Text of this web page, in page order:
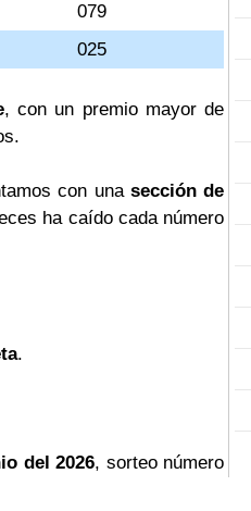
079
025
, con un premio mayor de
con una sección de
ha caído cada número
.
del 2026, sorteo número